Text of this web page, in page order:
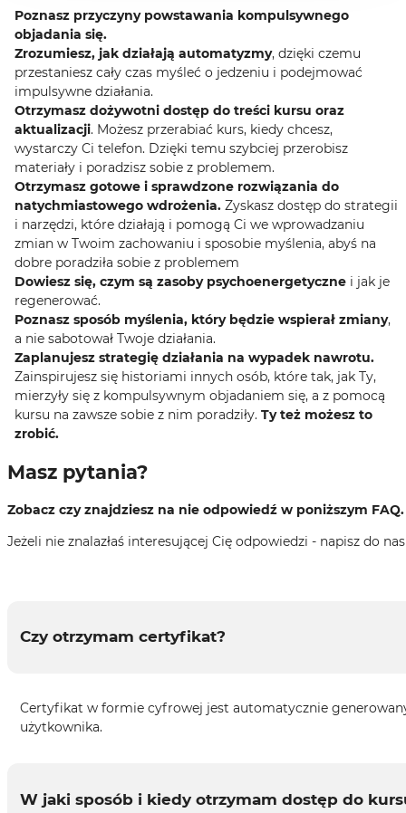
Poznasz przyczyny powstawania kompulsywnego
objadania się.
Zrozumiesz, jak działają automatyzmy, dzięki czemu
przestaniesz cały czas myśleć o jedzeniu i podejmować
impulsywne działania.
Otrzymasz dożywotni dostęp do treści kursu oraz
aktualizacji. Możesz przerabiać kurs, kiedy chcesz,
wystarczy Ci telefon. Dzięki temu szybciej przerobisz
materiały i poradzisz sobie z problemem.
Otrzymasz gotowe i sprawdzone rozwiązania do
natychmiastowego wdrożenia. Zyskasz dostęp do strategii
i narzędzi, które działają i pomogą Ci we wprowadzaniu
zmian w Twoim zachowaniu i sposobie myślenia, abyś na
dobre poradziła sobie z problemem
Dowiesz się, czym są zasoby psychoenergetyczne i jak je
regenerować.
Poznasz sposób myślenia, który będzie wspierał zmiany,
a nie sabotował Twoje działania.
Zaplanujesz strategię działania na wypadek nawrotu.
Zainspirujesz się historiami innych osób, które tak, jak Ty,
mierzyły się z kompulsywnym objadaniem się, a z pomocą
kursu na zawsze sobie z nim poradziły.Ty też możesz to
zrobić.
Masz pytania?
Zobacz czy znajdziesz na nie odpowiedź w poniższym FAQ.
Jeżeli nie znalazłaś interesującej Cię odpowiedzi - napisz do
Czy otrzymam certyfikat?
Certyfikat w formie cyfrowej jest automatycznie
użytkownika.
W jaki sposób i kiedy otrzymam dostęp do